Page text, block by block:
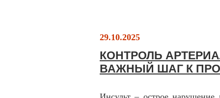
29.10.2025
КОНТРОЛЬ
ВАЖНЫЙ ШАГ К